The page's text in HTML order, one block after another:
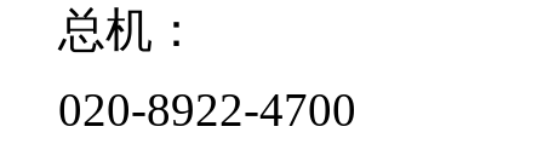
总机：
020-8922-4700